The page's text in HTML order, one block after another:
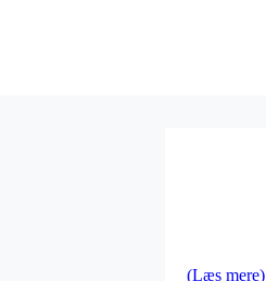
(Læs mere)